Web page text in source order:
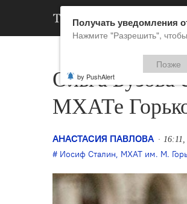
Ольга Бузова
МХАТе
АНАСТАСИЯ ПАВЛОВА
Иосиф Сталин, МХАТ им. М.
Получать уведомления
Нажмите "Разрешить",
Позже
by PushAlert